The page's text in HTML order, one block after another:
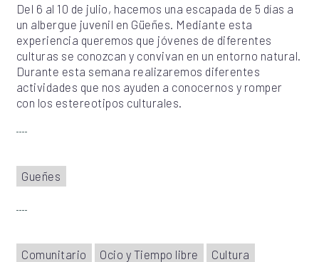
Del 6 al 10 de julio, hacemos una escapada de 5 días a
un albergue juvenil en Güeñes. Mediante esta
experiencia queremos que jóvenes de diferentes
culturas se conozcan y convivan en un entorno natural.
Durante esta semana realizaremos diferentes
actividades que nos ayuden a conocernos y romper
con los estereotipos culturales.
Gueñes
Comunitario Ocio y Tiempo libre Cultura